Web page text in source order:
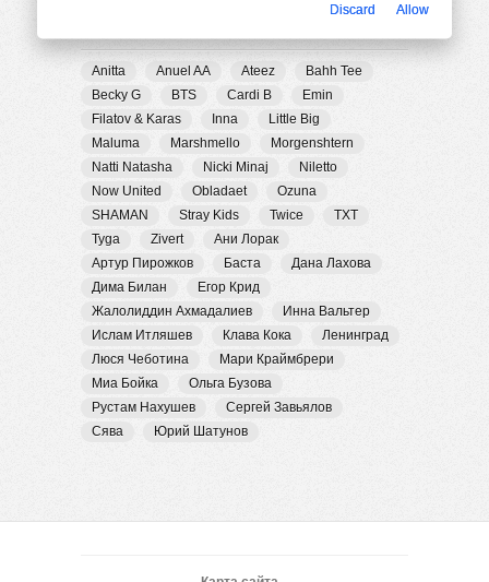
Anitta Anuel AA Ateez
Bahh Tee
Becky G
BTS Cardi B
Emin
Filatov & Karas
Inna
Little Big
Maluma
Marshmello
Morgenshtern
Natti Natasha
Nicki Minaj
Niletto
Now United
Obladaet
Ozuna
SHAMAN
Stray Kids Twice
TXT
Tyga
Zivert
Ани Лорак
Артур Пирожков
Баста
Дана Лахова
Дима Билан
Егор Крид
Жалолиддин Ахмадалиев
Инна Вальтер
Ислам Итляшев
Клава Кока
Ленинград
Люся Чеботина
Мари Краймбрери
Миа Бойка
Ольга Бузова
Рустам Нахушев
Сергей Завьялов
Сява
Юрий Шатунов
Discard Allow